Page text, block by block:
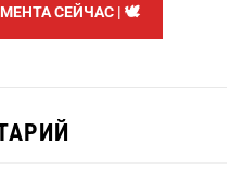
СЕЙЧАС | 🕊️